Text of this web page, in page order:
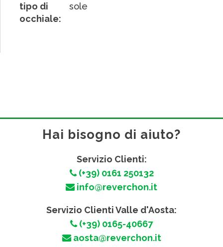
tipo di
occhiale:
sole
Hai bisogno di aiuto?
Servizio Clienti:
(+39) 0161 250132
info@reverchon.it
Servizio Clienti Valle d'Aosta:
(+39) 0165-40667
aosta@reverchon.it